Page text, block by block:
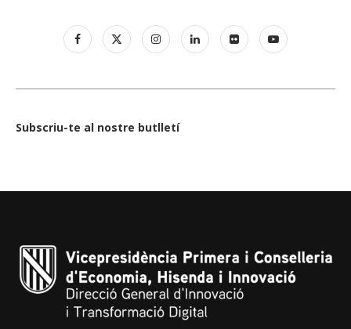
Subscriu-te al nostre butlletí